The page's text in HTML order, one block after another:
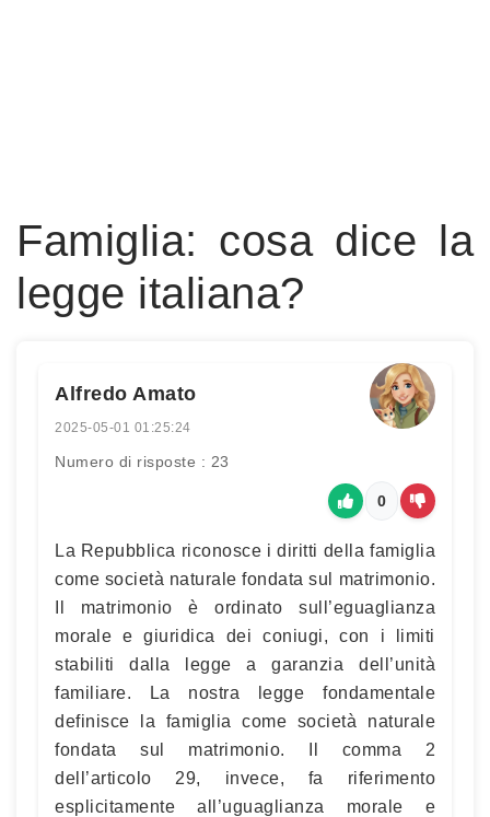
Famiglia: cosa dice la
legge italiana?
Alfredo Amato
2025-05-01 01:25:24
Numero di risposte : 23
0
La Repubblica riconosce i diritti della famiglia
come società naturale fondata sul matrimonio.
Il matrimonio è ordinato sull’eguaglianza
morale e giuridica dei coniugi, con i limiti
stabiliti dalla legge a garanzia dell’unità
familiare. La nostra legge fondamentale
definisce la famiglia come società naturale
fondata sul matrimonio. Il comma 2
dell’articolo 29, invece, fa riferimento
esplicitamente all’uguaglianza morale e